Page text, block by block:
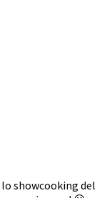
showcooking del